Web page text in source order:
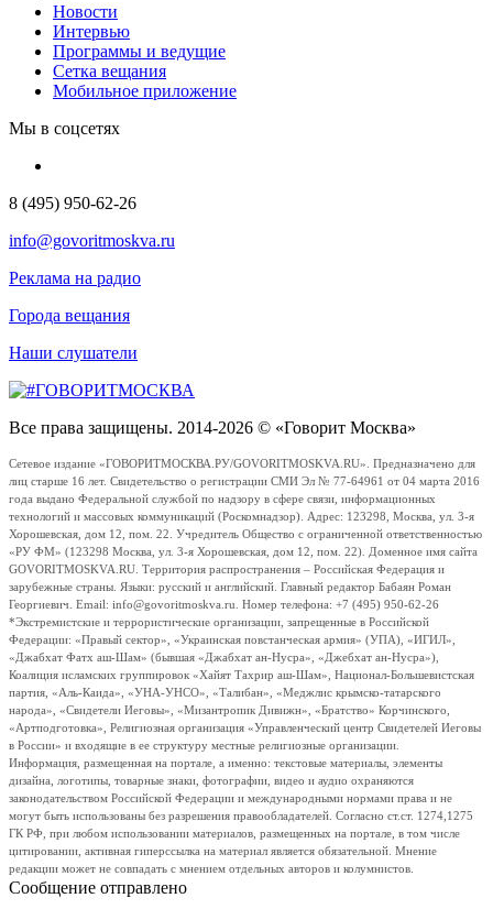
Новости
Интервью
Программы и ведущие
Сетка вещания
Мобильное приложение
Мы в соцсетях
8 (495) 950-62-26
info@govoritmoskva.ru
Реклама на радио
Города вещания
Наши слушатели
Все права защищены. 2014-2026 © «Говорит Москва»
Сетевое издание «ГОВОРИТМОСКВА.РУ/GOVORITMOSKVA.RU». Предназначено для
лиц старше 16 лет. Свидетельство о регистрации СМИ Эл № 77-64961 от 04 марта 2016
года выдано Федеральной службой по надзору в сфере связи, информационных
технологий и массовых коммуникаций (Роскомнадзор). Адрес: 123298, Москва, ул. 3-я
Хорошевская, дом 12, пом. 22. Учредитель Общество с ограниченной ответственностью
«РУ ФМ» (123298 Москва, ул. 3-я Хорошевская, дом 12, пом. 22). Доменное имя сайта
GOVORITMOSKVA.RU. Территория распространения – Российская Федерация и
зарубежные страны. Языки: русский и английский. Главный редактор Бабаян Роман
Георгиевич. Email: info@govoritmoskva.ru. Номер телефона: +7 (495) 950-62-26
*Экстремистские и террористические организации, запрещенные в Российской
Федерации: «Правый сектор», «Украинская повстанческая армия» (УПА), «ИГИЛ»,
«Джабхат Фатх аш-Шам» (бывшая «Джабхат ан-Нусра», «Джебхат ан-Нусра»),
Коалиция исламских группировок «Хайят Тахрир аш-Шам», Национал-Большевистская
партия, «Аль-Каида», «УНА-УНСО», «Талибан», «Меджлис крымско-татарского
народа», «Свидетели Иеговы», «Мизантропик Дивижн», «Братство» Корчинского,
«Артподготовка», Религиозная организация «Управленческий центр Свидетелей Иеговы
в России» и входящие в ее структуру местные религиозные организации.
Информация, размещенная на портале, а именно: текстовые материалы, элементы
дизайна, логотипы, товарные знаки, фотографии, видео и аудио охраняются
законодательством Российской Федерации и международными нормами права и не
могут быть использованы без разрешения правообладателей. Согласно ст.ст. 1274,1275
ГК РФ, при любом использовании материалов, размещенных на портале, в том числе
цитировании, активная гиперссылка на материал является обязательной. Мнение
редакции может не совпадать с мнением отдельных авторов и колумнистов.
Сообщение отправлено